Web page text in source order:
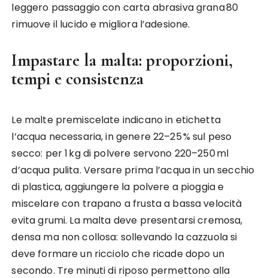
leggero passaggio con carta abrasiva grana 80
rimuove il lucido e migliora l’adesione.
Impastare la malta: proporzioni,
tempi e consistenza
Le malte premiscelate indicano in etichetta
l’acqua necessaria, in genere 22–25 % sul peso
secco: per 1 kg di polvere servono 220–250 ml
d’acqua pulita. Versare prima l’acqua in un secchio
di plastica, aggiungere la polvere a pioggia e
miscelare con trapano a frusta a bassa velocità
evita grumi. La malta deve presentarsi cremosa,
densa ma non collosa: sollevando la cazzuola si
deve formare un ricciolo che ricade dopo un
secondo. Tre minuti di riposo permettono alla